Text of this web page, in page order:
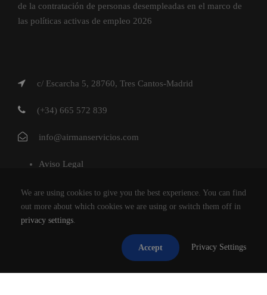
de la contratación de personas desempleadas en el marco de
las políticas activas de empleo 2026
c/ Escarcha 5, 28760, Tres Cantos-Madrid
(+34) 665 572 839
info@airmanservicios.com
Aviso Legal
Política de Cookies
AIRMAN SERVICIOS DE RESTAURACION S.L.
TODOS LOS DERECHOS RESERVADOS.
We are using cookies to give you the best experience. You can find
out more about which cookies we are using or switch them off in
privacy settings.
Accept Privacy Settings